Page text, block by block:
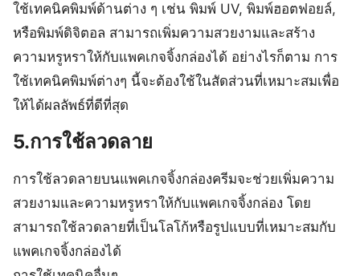
ใช้เทคนิคพิมพ์ด้านต่าง ๆ เช่น พิมพ์ UV, พิมพ์ฮอตฟอยล์,
หรือพิมพ์ดิจิตอล สามารถเพิ่มความสวยงามและสร้าง
ความหรูหราให้กับแพคเกจจิ้งกล่องได้ อย่างไรก็ตาม การ
ใช้เทคนิคพิมพ์ต่างๆ นี้จะต้องใช้ในสัดส่วนที่เหมาะสมเพื่อ
ให้ได้ผลลัพธ์ที่ดีที่สุด
5.การใช้ลวดลาย
การใช้ลวดลายบนแพคเกจจิ้งกล่องครีมจะช่วยเพิ่มความ
สวยงามและความหรูหราให้กับแพคเกจจิ้งกล่อง โดย
สามารถใช้ลวดลายที่เป็นโลโก้หรือรูปแบบที่เหมาะสมกับ
แพคเกจจิ้งกล่องได้